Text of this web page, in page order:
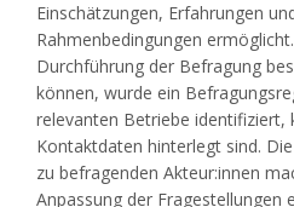
Einschätzungen, Erfahrungen
Rahmenbedingungen
Durchführung der Befragung
können, wurde ein
relevanten Betriebe
Kontaktdaten hinterlegt sind.
zu befragenden Akteur:innen
Anpassung der Fragestellungen